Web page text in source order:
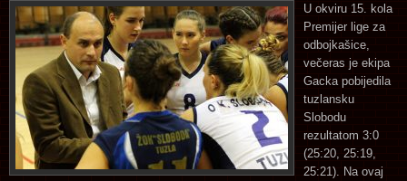
U okviru 15. kola
Premijer lige za
odbojkašice,
večeras je ekipa
Gacka pobijedila
tuzlansku
Slobodu
rezultatom 3:0
(25:20, 25:19,
25:21). Na ovaj